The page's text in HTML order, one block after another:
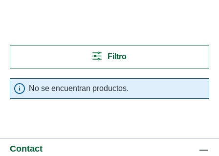
Filtro
No se encuentran productos.
Contact